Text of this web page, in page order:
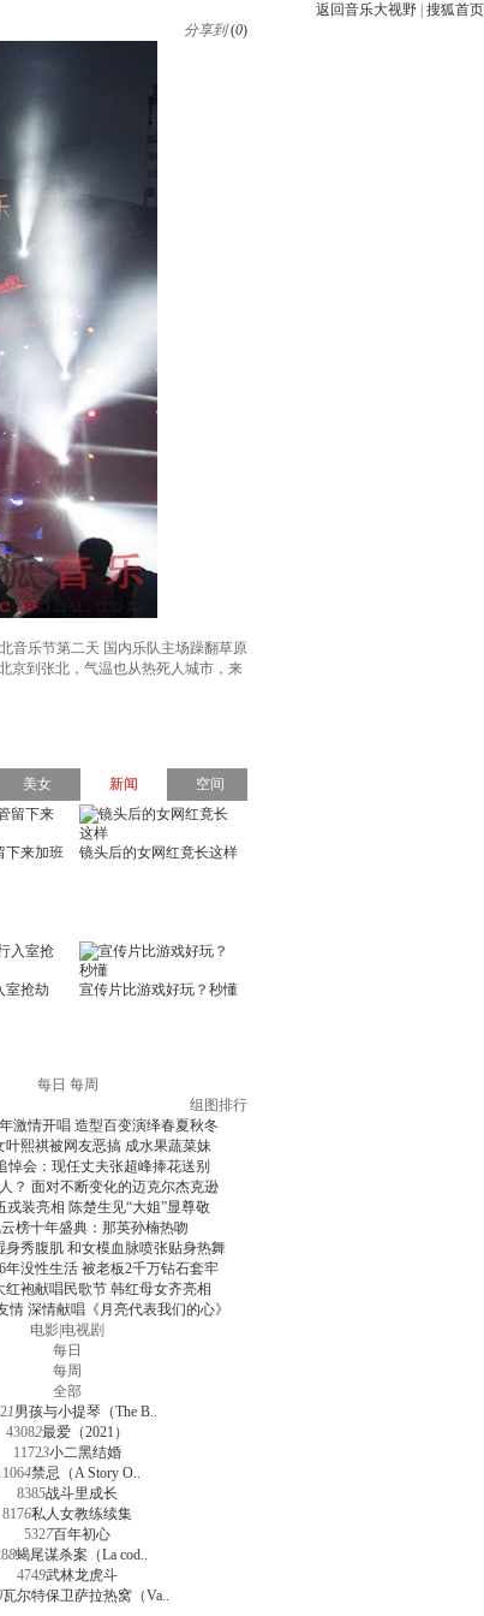
返回音乐大视野 搜狐首页
分享到 (0)
音乐节第二天 国内乐队主场躁翻草原
京到张北，气温也从热死人城市，来
每日 每周
组图排行
激情开唱 造型百变演绎春夏秋冬
叶熙祺被网友恶搞 成水果蔬菜妹
悼会：现任丈夫张超峰捧花送别
？ 面对不断变化的迈克尔杰克逊
戎装亮相 陈楚生见“大姐”显尊敬
榜十年盛典：那英孙楠热吻
身秀腹肌 和女模血脉喷张贴身热舞
年没性生活 被老板2千万钻石套牢
红袍献唱民歌节 韩红母女齐亮相
情 深情献唱《月亮代表我们的心》
电影 电视剧
每日
每周
全部
1男孩与小提琴（The B..
43082最爱（2021）
11723小二黑结婚
4禁忌（A Story O..
8385战斗里成长
8176私人女教练续集
5327百年初心
8蝎尾谋杀案（La cod..
4749武林龙虎斗
瓦尔特保卫萨拉热窝（Va..